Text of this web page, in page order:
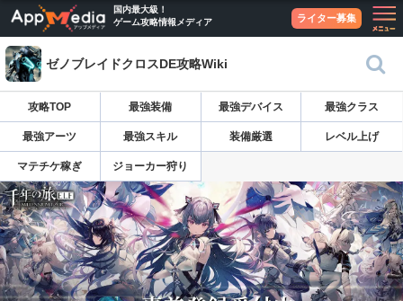
国内最大級！
ゲーム攻略情報メディア
ライター募集
ゼノブレイドクロスDE攻略Wiki
攻略TOP 最強装備 最強デバイス 最強クラス
最強アーツ 最強スキル 装備厳選 レベル上げ
マテチケ稼ぎ ジョーカー狩り